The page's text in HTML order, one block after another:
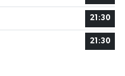
21:30
21:30